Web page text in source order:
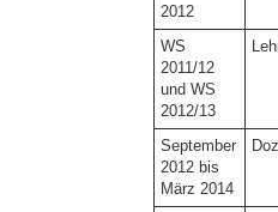
2012
WS
2011/12
und WS
2012/13
September
2012 bis
März 2014